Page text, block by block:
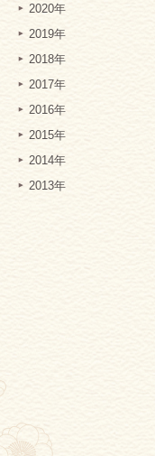
2020年
2019年
2018年
2017年
2016年
2015年
2014年
2013年